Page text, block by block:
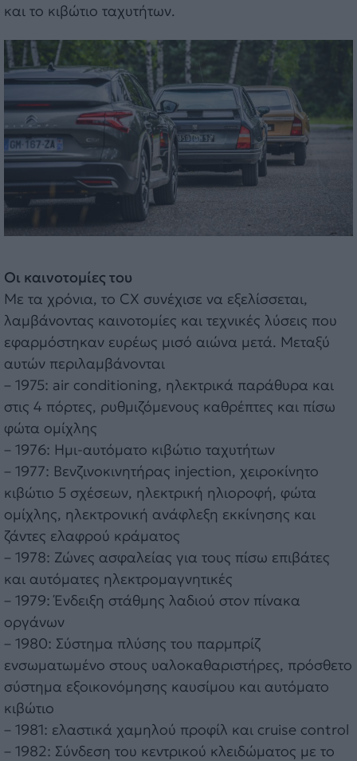
και το κιβώτιο ταχυτήτων.
Οι καινοτομίες του
Με τα χρόνια, το CX συνέχισε να εξελίσσεται,
λαμβάνοντας καινοτομίες και τεχνικές λύσεις που
εφαρμόστηκαν ευρέως μισό αιώνα μετά. Μεταξύ
αυτών περιλαμβάνονται
– 1975: air conditioning, ηλεκτρικά παράθυρα και
στις 4 πόρτες, ρυθμιζόμενους καθρέπτες και πίσω
φώτα ομίχλης
– 1976: Ημι-αυτόματο κιβώτιο ταχυτήτων
– 1977: Βενζινοκινητήρας injection, χειροκίνητο
κιβώτιο 5 σχέσεων, ηλεκτρική ηλιοροφή, φώτα
ομίχλης, ηλεκτρονική ανάφλεξη εκκίνησης και
ζάντες ελαφρού κράματος
– 1978: Ζώνες ασφαλείας για τους πίσω επιβάτες
και αυτόματες ηλεκτρομαγνητικές
– 1979: Ένδειξη στάθμης λαδιού στον πίνακα
οργάνων
– 1980: Σύστημα πλύσης του παρμπρίζ
ενσωματωμένο στους υαλοκαθαριστήρες, πρόσθετο
σύστημα εξοικονόμησης καυσίμου και αυτόματο
κιβώτιο
– 1981: ελαστικά χαμηλού προφίλ και cruise control
– 1982: Σύνδεση του κεντρικού κλειδώματος με το